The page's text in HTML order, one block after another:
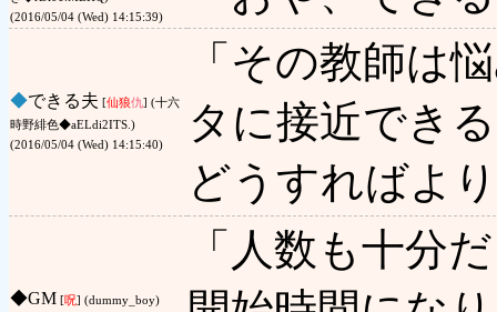
(2016/05/04 (Wed) 14:15:39)
◆できる夫 [仙狼仇] (十六
時野緋色◆aELdi2ITS.)
(2016/05/04 (Wed) 14:15:40)
「その教師は
タに接近でき
どうすればよ
◆GM [呪] (dummy_boy)
「人数も十分